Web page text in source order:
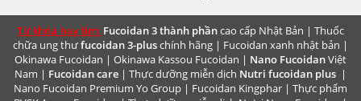
Từ khóa hay tìm: Fucoidan 3 thành phầncao cấp Nhật Bản | Thuốc
chữa ung thưfucoidan 3-pluschính hãng | Fucoidan xanh nhật bản |
Okinawa Fucoidan | Okinawa Kassou Fucoidan | Nano FucoidanViệt
Nam | Fucoidan care | Thực dưỡng miễn dịch Nutri fucoidan plus |
Nano Fucoidan Premium Yo Group | Fucoidan Kingphar | Thực phẩm